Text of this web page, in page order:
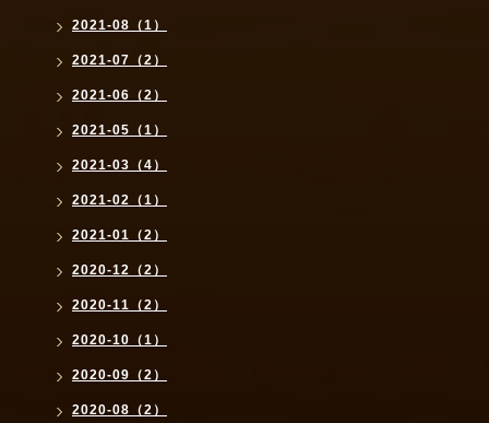
2021-08（1）
2021-07（2）
2021-06（2）
2021-05（1）
2021-03（4）
2021-02（1）
2021-01（2）
2020-12（2）
2020-11（2）
2020-10（1）
2020-09（2）
2020-08（2）